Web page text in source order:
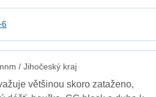
/ Jihočeský kraj
většinou skoro zataženo,